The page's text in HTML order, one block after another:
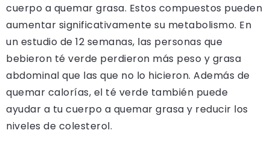
cuerpo a quemar grasa. Estos compuestos pueden
aumentar significativamente su metabolismo. En
un estudio de 12 semanas, las personas que
bebieron té verde perdieron más peso y grasa
abdominal que las que no lo hicieron. Además de
quemar calorías, el té verde también puede
ayudar a tu cuerpo a quemar grasa y reducir los
niveles de colesterol.